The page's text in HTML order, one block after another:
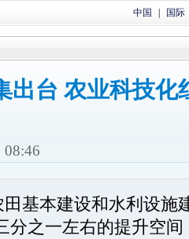
中国 国际
出台 农业科技化
08:46
田基本建设和水利设施
分之一左右的提升空